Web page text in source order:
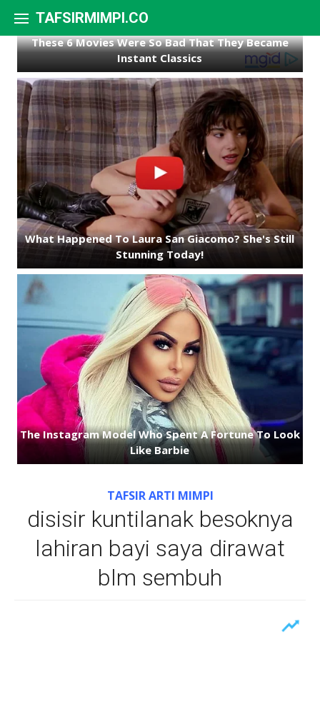
TAFSIRMIMPI.CO
TAFSIR ARTI MIMPI
disisir kuntilanak besoknya
lahiran bayi saya dirawat
blm sembuh